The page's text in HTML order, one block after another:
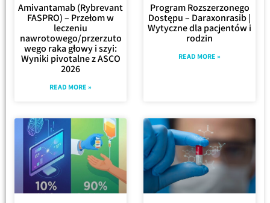
Amivantamab (Rybrevant
FASPRO) – Przełom w
leczeniu
nawrotowego/przerzuto
wego raka głowy i szyi:
Wyniki pivotalne z ASCO
2026
READ MORE »
Program Rozszerzonego
Dostępu – Daraxonrasib |
Wytyczne dla pacjentów i
rodzin
READ MORE »